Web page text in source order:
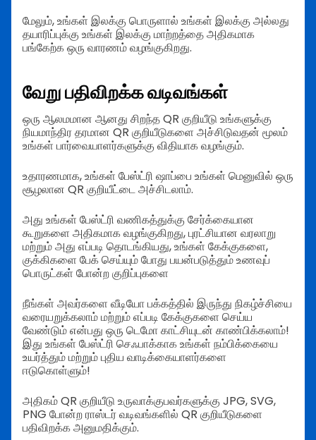
மேலும், உங்கள் இலக்கு பொருளால் உங்கள் இலக்கு அல்லது
தயாரிப்புக்கு உங்கள் இலக்கு மாற்றத்தை அதிகமாக
பங்கேற்க ஒரு வாரணம் வழங்குகிறது.
வேறு பதிவிறக்க வடிவங்கள்
ஒரு ஆலமமான ஆனது சிறந்த QR குறியீடு உங்களுக்கு
நியமாந்திர தரமான QR குறியீடுகளை அச்சிடுவதன் மூலம்
உங்கள் பார்வையாளர்களுக்கு விதியாக வழங்கும்.
உதாரணமாக, உங்கள் பேஸ்ட்ரி ஷாப்பை உங்கள் மெனுவில் ஒரு
சூழலான QR குறியீட்டை அச்சிடலாம்.
அது உங்கள் பேஸ்ட்ரி வணிகத்துக்கு சேர்க்கையான
கூறுகளை அதிகமாக வழங்குகிறது, புரட்சியான வரலாறு
மற்றும் அது எப்படி தொடங்கியது, உங்கள் கேக்குகளை,
குக்கிகளை பேக் செய்யும் போது பயன்படுத்தும் உணவுப்
பொருட்கள் போன்ற குறிப்புகளை
நீங்கள் அவர்களை வீடியோ பக்கத்தில் இருந்து நிகழ்ச்சியை
வரையறுக்கலாம் மற்றும் எப்படி கேக்குகளை செய்ய
வேண்டும் என்பது ஒரு டெமோ காட்சியுடன் காண்பிக்கலாம்!
இது உங்கள் பேஸ்ட்ரி செஃபாக்காக உங்கள் நம்பிக்கையை
உயர்த்தும் மற்றும் புதிய வாடிக்கையாளர்களை
ஈடுகொள்ளும்!
அதிகம் QR குறியீடு உருவாக்குபவர்களுக்கு JPG, SVG,
PNG போன்ற ராஸ்டர் வடிவங்களில் QR குறியீடுகளை
பதிவிறக்க அனுமதிக்கும்.